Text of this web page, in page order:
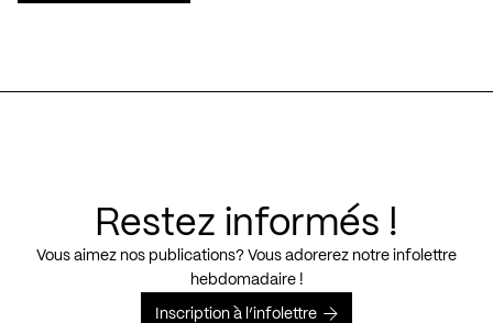
Restez informés !
Vous aimez nos publications? Vous adorerez notre infolettre
hebdomadaire !
Inscription à l’infolettre